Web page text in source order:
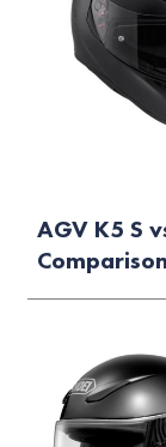
AGV K5 S
Comparison